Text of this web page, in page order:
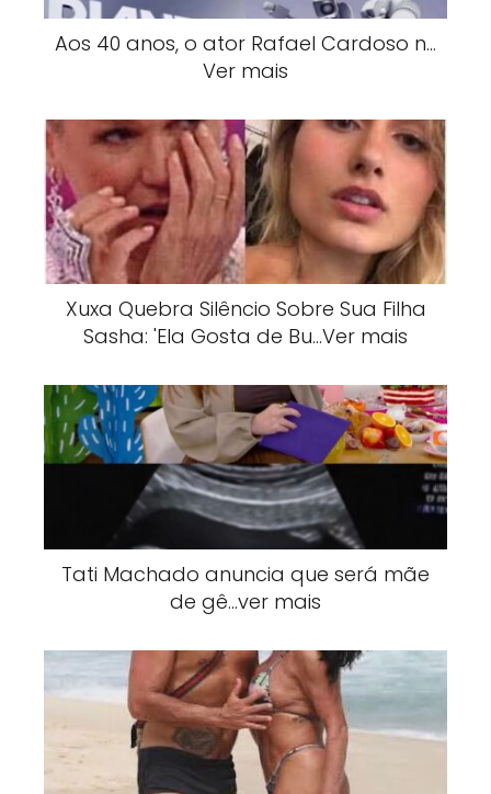
Aos 40 anos, o ator Rafael Cardoso n…
Ver mais
Xuxa Quebra Silêncio Sobre Sua Filha
Sasha: 'Ela Gosta de Bu…Ver mais
Tati Machado anuncia que será mãe
de gê…ver mais